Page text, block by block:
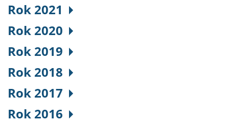
Rok 2021
Rok 2020
Rok 2019
Rok 2018
Rok 2017
Rok 2016